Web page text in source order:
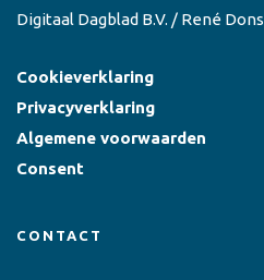
Digitaal Dagblad B.V. / René Dons
Cookieverklaring
Privacyverklaring
Algemene voorwaarden
Consent
CONTACT